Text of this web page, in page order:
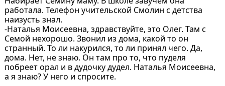
работала. Телефон учительской Смолин с детства
наизусть знал.
-Наталья Моисеевна, здравствуйте, это Олег. Там с
Семой нехорошо. Звонил из дома, какой то он
странный. То ли накурился, то ли принял чего. Да,
дома. Нет, не знаю. Он там про то, что пуделя
побреет орал и в дудочку дудел. Наталья Моисеевна,
а я знаю? У него и спросите.